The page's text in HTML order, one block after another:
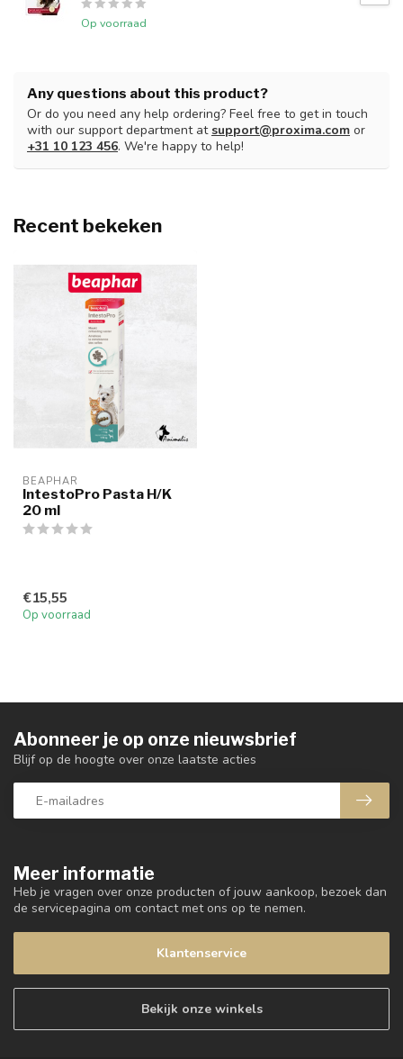
Op voorraad
Any questions about this product?
Or do you need any help ordering? Feel free to get in touch
with our support department atsupport@proxima.com or
+31 10 123 456. We're happy to help!
Recent bekeken
BEAPHAR
IntestoPro Pasta H/K
20 ml
€15,55
Op voorraad
Meer informatie
Heb je vragen over onze producten of jouw aankoop, bezoek dan
de servicepagina om contact met ons op te nemen.
Klantenservice
Bekijk onze winkels
Abonneer je op onze nieuwsbrief
Blijf op de hoogte over onze laatste acties